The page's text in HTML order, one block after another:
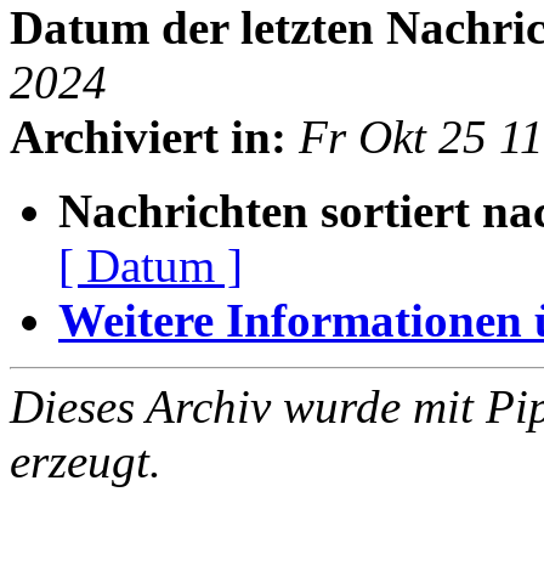
Datum der letzten
2024
Archiviert in: Fr Okt 25
Nachrichten sortiert
[ Datum ]
Weitere Informationen
Dieses Archiv wurde mit
erzeugt.